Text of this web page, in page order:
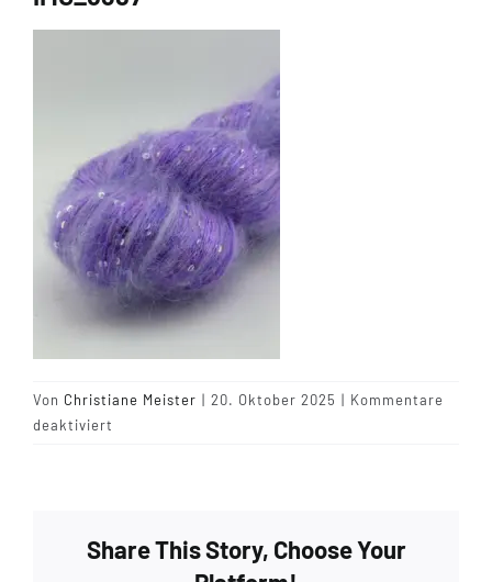
Münster Yarn
Wollfestivals
Kontakt
Von Christiane Meister | 20. Oktober 2025 | Kommentare
deaktiviert
Share This Story, Choose Your